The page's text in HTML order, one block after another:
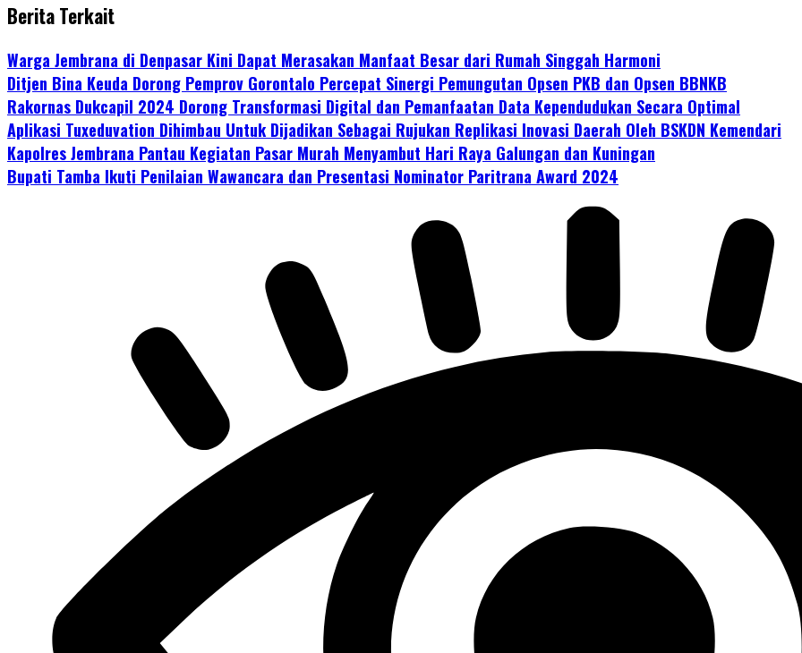
Berita Terkait
Warga Jembrana di Denpasar Kini Dapat Merasakan Manfaat Besar dari Rumah Singgah Harmoni
Ditjen Bina Keuda Dorong Pemprov Gorontalo Percepat Sinergi Pemungutan Opsen PKB dan Opsen BBNKB
Rakornas Dukcapil 2024 Dorong Transformasi Digital dan Pemanfaatan Data Kependudukan Secara Optimal
Aplikasi Tuxeduvation Dihimbau Untuk Dijadikan Sebagai Rujukan Replikasi Inovasi Daerah Oleh BSKDN Kemendari
Kapolres Jembrana Pantau Kegiatan Pasar Murah Menyambut Hari Raya Galungan dan Kuningan
Bupati Tamba Ikuti Penilaian Wawancara dan Presentasi Nominator Paritrana Award 2024